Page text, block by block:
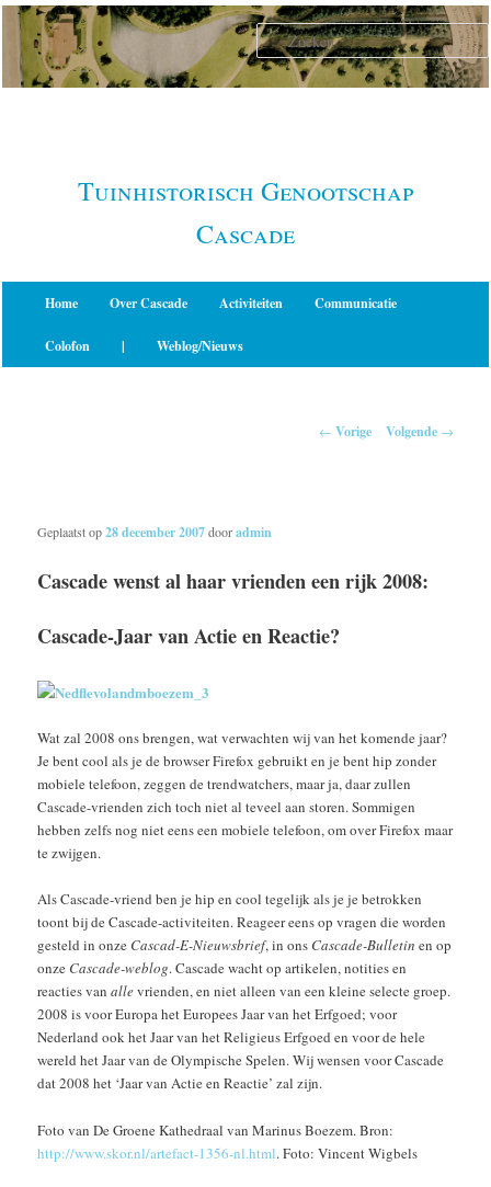
Spring
naar
primaire
Tuinhistorisch Genootschap
Cascade
Home Over Cascade Activiteiten Communicatie
Colofon | Weblog/Nieuws
← Vorige Volgende →
Geplaatst op28 december 2007dooradmin
Cascade wenst al haar vrienden een rijk 2008:
Cascade-Jaar van Actie en Reactie?
Wat zal 2008 ons brengen, wat verwachten wij van het komende jaar?
Je bent cool als je de browser Firefox gebruikt en je bent hip zonder
mobiele telefoon, zeggen de trendwatchers, maar ja, daar zullen
Cascade-vrienden zich toch niet al teveel aan storen. Sommigen
hebben zelfs nog niet eens een mobiele telefoon, om over Firefox maar
te zwijgen.
Als Cascade-vriend ben je hip en cool tegelijk als je je betrokken
toont bij de Cascade-activiteiten. Reageer eens op vragen die worden
gesteld in onze Cascad-E-Nieuwsbrief, in ons Cascade-Bulletin en op
onze Cascade-weblog. Cascade wacht op artikelen, notities en
reacties vanallevrienden, en niet alleen van een kleine selecte groep.
2008 is voor Europa het Europees Jaar van het Erfgoed; voor
Nederland ook het Jaar van het Religieus Erfgoed en voor de hele
wereld het Jaar van de Olympische Spelen. Wij wensen voor Cascade
dat 2008 het ‘Jaar van Actie en Reactie’ zal zijn.
Foto van De Groene Kathedraal van Marinus Boezem. Bron:
http://www.skor.nl/artefact-1356-nl.html. Foto: Vincent Wigbels